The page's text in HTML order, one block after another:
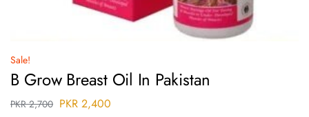
Sale!
B Grow Breast Oil In Pakistan
PKR2,700 PKR 2,400